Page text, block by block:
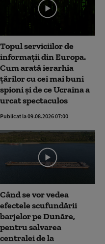
Topul serviciilor de
informații din Europa.
Cum arată ierarhia
țărilor cu cei mai buni
spioni și de ce Ucraina a
urcat spectaculos
Publicat la 09.08.2026 07:00
Când se vor vedea
efectele scufundării
barjelor pe Dunăre,
pentru salvarea
centralei de la